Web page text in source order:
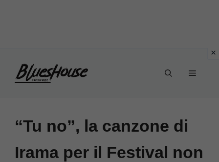
Menu
“Tu no”, la canzone di
Irama per il Festival non